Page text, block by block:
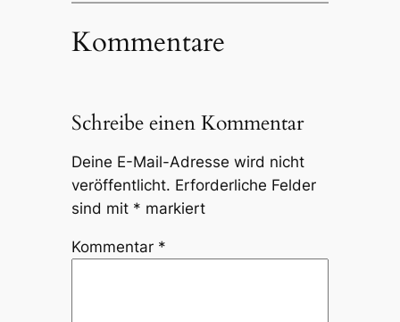
Kommentare
Schreibe einen Kommentar
Deine E-Mail-Adresse wird nicht
veröffentlicht. Erforderliche Felder
sind mit * markiert
Kommentar *